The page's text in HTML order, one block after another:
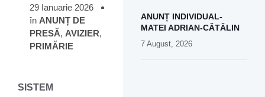
29 Ianuarie 2026
în ANUNȚ DE
PRESĂ, AVIZIER,
PRIMĂRIE
SISTEM
ANUNȚ INDIVIDUAL-
MATEI ADRIAN-CĂTĂLIN
7 August, 2026